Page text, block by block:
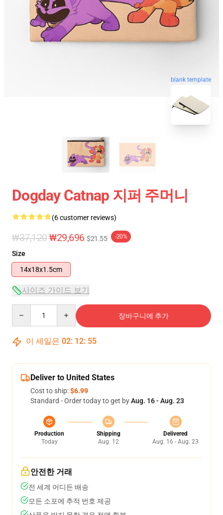
blank template
Dogday Catnap 지퍼 주머니
(6 customer reviews)
₩37,120₩29,696 $21.55 -20%
Size
14x18x1.5cm
사이즈 가이드 보기
장바구니에 추가
이 세일은 02: 12: 54
Deliver to United States
Cost to ship:$6.99
Standard - Order today to get byAug. 16 - Aug. 23
Production
Today
Shipping
Aug. 12
Delivered
Aug. 16 - Aug. 23
안전한 거래
전 세계 어디든 배송
모든 소포에 추적 번호 제공